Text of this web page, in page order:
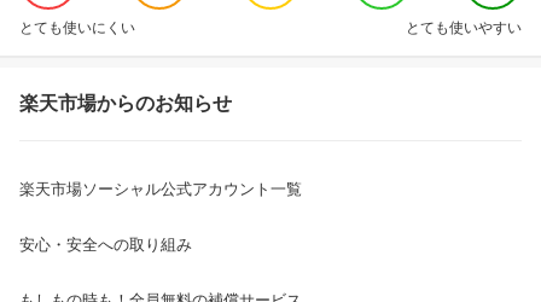
とても使いにくい とても使いやすい
楽天市場からのお知らせ
楽天市場ソーシャル公式アカウント一覧
安心・安全への取り組み